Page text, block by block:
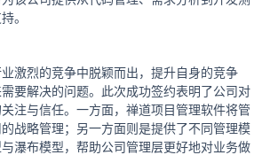
。
激烈的竞争中脱颖而出，提升自身的竞争
要解决的问题。此次成功签约表明了公司对
注与信任。一方面，禅道项目管理软件将管
战略管理；另一方面则是提供了不同管理模
瀑布模型，帮助公司管理层更好地对业务做